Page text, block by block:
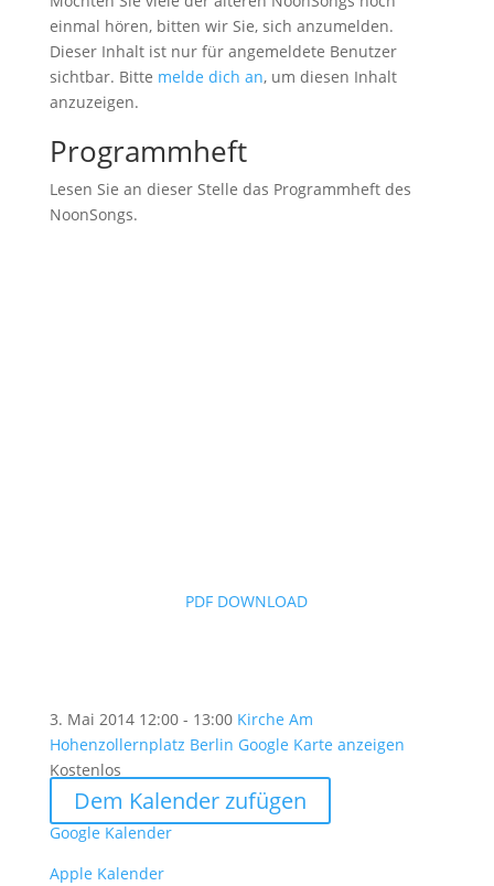
einmal hören, bitten wir Sie, sich anzumelden.
Dieser Inhalt ist nur für angemeldete Benutzer
sichtbar. Bitte melde dich an, um diesen Inhalt
anzuzeigen.
Programmheft
Lesen Sie an dieser Stelle das Programmheft des
NoonSongs.
PDF DOWNLOAD
3. Mai 2014 12:00 - 13:00 Kirche Am
Hohenzollernplatz Berlin Google Karte anzeigen
Kostenlos
Dem Kalender zufügen
Google Kalender
Apple Kalender